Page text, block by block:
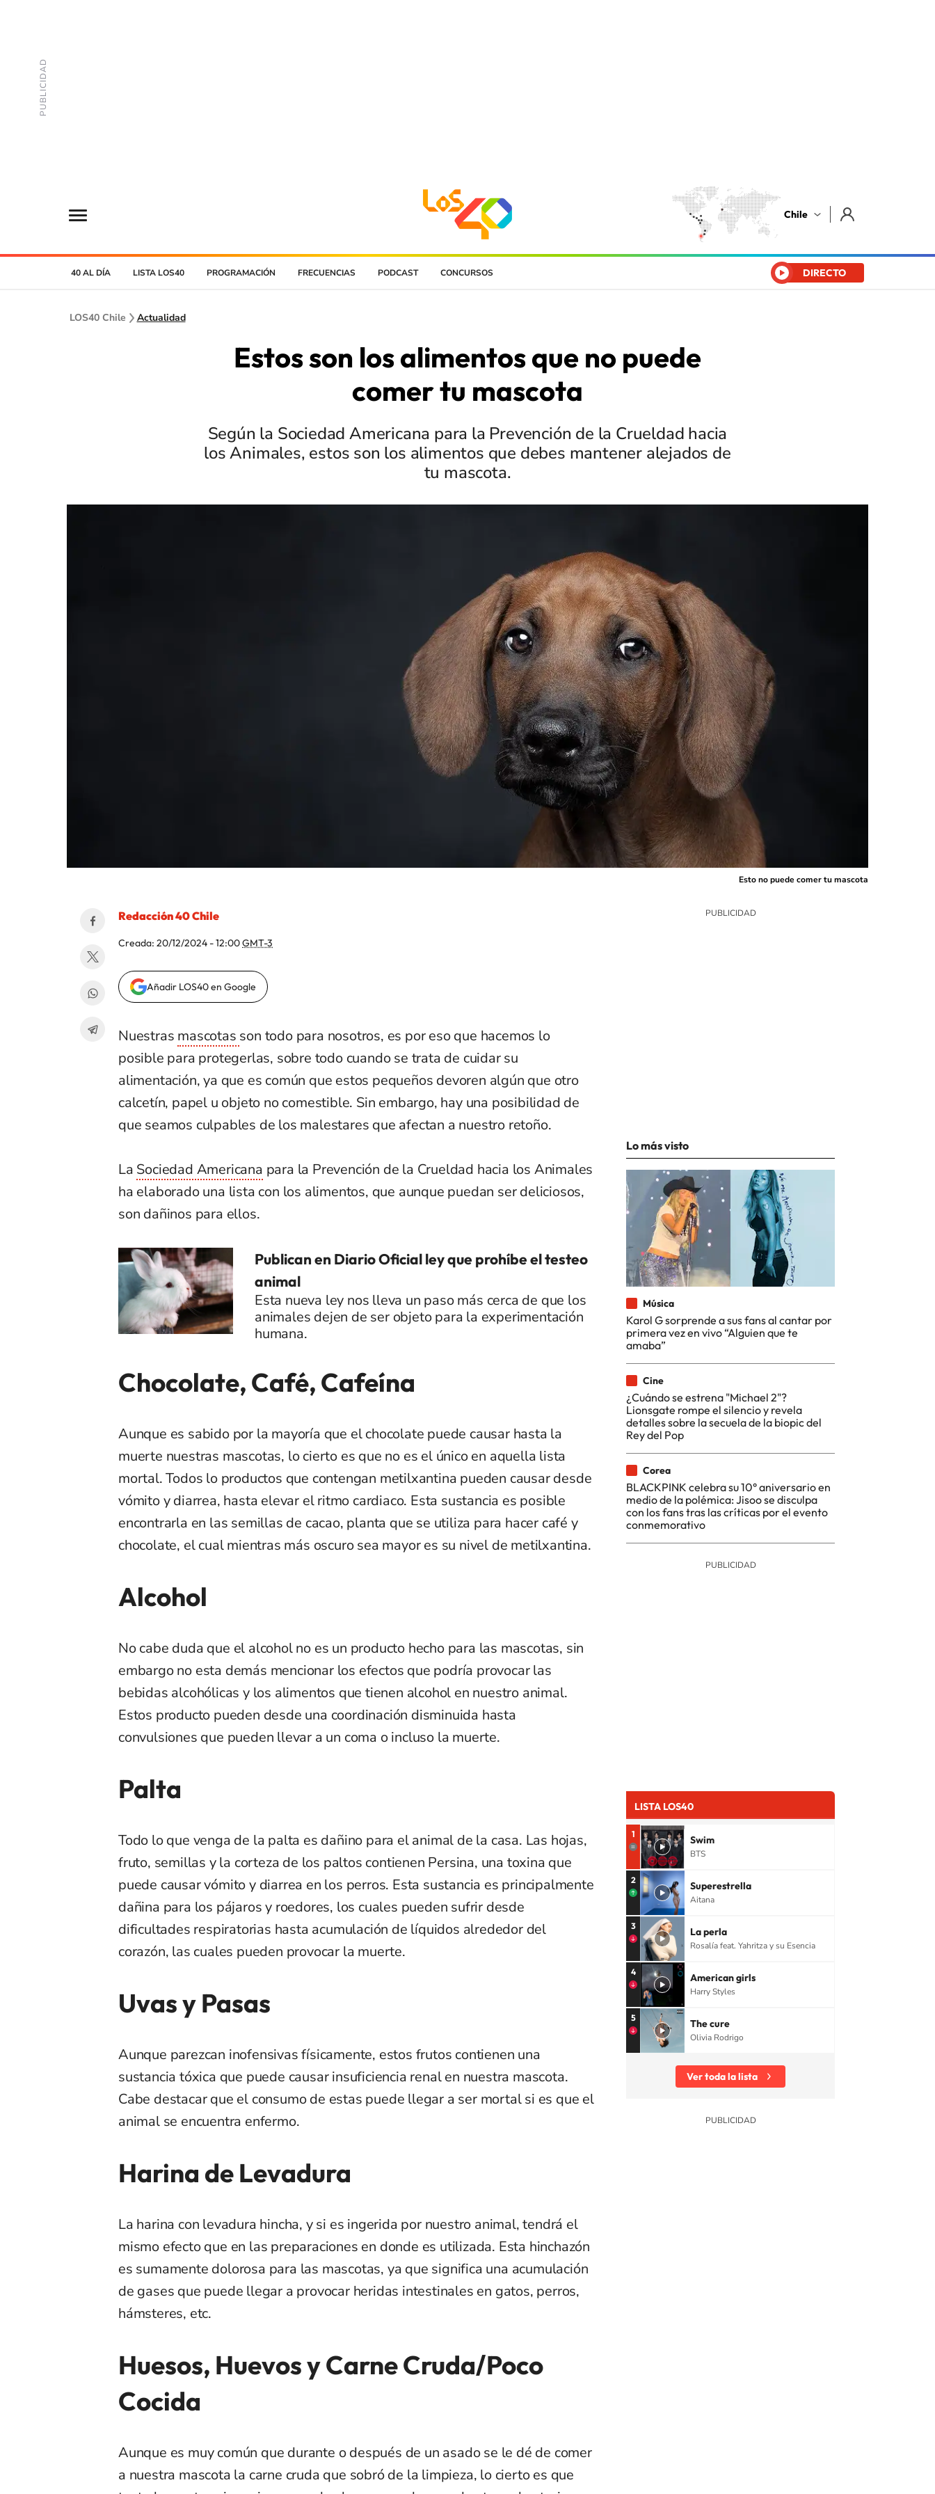
Chile
40 AL DÍA LISTA LOS40 PROGRAMACIÓN FRECUENCIAS PODCAST CONCURSOS DIRECTO
LOS40 Chile Actualidad
Estos son los alimentos que no puede
comer tu mascota
Según la Sociedad Americana para la Prevención de la Crueldad hacia
los Animales, estos son los alimentos que debes mantener alejados de
tu mascota.
Esto no puede comer tu mascota
Redacción 40 Chile
Creada: 20/12/2024 - 12:00GMT-3
Añadir LOS40 en Google
Nuestras mascotas son todo para nosotros, es por eso que hacemos lo
posible para protegerlas, sobre todo cuando se trata de cuidar su
alimentación, ya que es común que estos pequeños devoren algún que otro
calcetín, papel u objeto no comestible. Sin embargo, hay una posibilidad de
que seamos culpables de los malestares que afectan a nuestro retoño.
La Sociedad Americana para la Prevención de la Crueldad hacia los Animales
ha elaborado una lista con los alimentos, que aunque puedan ser deliciosos,
son dañinos para ellos.
Publican en Diario Oficial ley que prohíbe el testeo
animal
Esta nueva ley nos lleva un paso más cerca de que los
animales dejen de ser objeto para la experimentación
humana.
Chocolate, Café, Cafeína
Aunque es sabido por la mayoría que el chocolate puede causar hasta la
muerte nuestras mascotas, lo cierto es que no es el único en aquella lista
mortal. Todos lo productos que contengan metilxantina pueden causar desde
vómito y diarrea, hasta elevar el ritmo cardiaco. Esta sustancia es posible
encontrarla en las semillas de cacao, planta que se utiliza para hacer café y
chocolate, el cual mientras más oscuro sea mayor es su nivel de metilxantina.
Alcohol
No cabe duda que el alcohol no es un producto hecho para las mascotas, sin
embargo no esta demás mencionar los efectos que podría provocar las
bebidas alcohólicas y los alimentos que tienen alcohol en nuestro animal.
Estos producto pueden desde una coordinación disminuida hasta
convulsiones que pueden llevar a un coma o incluso la muerte.
Palta
Todo lo que venga de la palta es dañino para el animal de la casa. Las hojas,
fruto, semillas y la corteza de los paltos contienen Persina, una toxina que
puede causar vómito y diarrea en los perros. Esta sustancia es principalmente
dañina para los pájaros y roedores, los cuales pueden sufrir desde
dificultades respiratorias hasta acumulación de líquidos alrededor del
corazón, las cuales pueden provocar la muerte.
Uvas y Pasas
Aunque parezcan inofensivas físicamente, estos frutos contienen una
sustancia tóxica que puede causar insuficiencia renal en nuestra mascota.
Cabe destacar que el consumo de estas puede llegar a ser mortal si es que el
animal se encuentra enfermo.
Harina de Levadura
La harina con levadura hincha, y si es ingerida por nuestro animal, tendrá el
mismo efecto que en las preparaciones en donde es utilizada. Esta hinchazón
es sumamente dolorosa para las mascotas, ya que significa una acumulación
de gases que puede llegar a provocar heridas intestinales en gatos, perros,
hámsteres, etc.
Huesos, Huevos y Carne Cruda/Poco
Cocida
Aunque es muy común que durante o después de un asado se le dé de comer
a nuestra mascota la carne cruda que sobró de la limpieza, lo cierto es que
Lo más visto
Música
Karol G sorprende a sus fans al cantar por
primera vez en vivo “Alguien que te
amaba”
Cine
¿Cuándo se estrena "Michael 2"?
Lionsgate rompe el silencio y revela
detalles sobre la secuela de la biopic del
Rey del Pop
Corea
BLACKPINK celebra su 10° aniversario en
medio de la polémica: Jisoo se disculpa
con los fans tras las críticas por el evento
conmemorativo
LISTA LOS40
1 Swim
BTS
2 Superestrella
Aitana
3 La perla
Rosalía feat. Yahritza y su Esencia
4 American girls
Harry Styles
5 The cure
Olivia Rodrigo
Ver toda la lista